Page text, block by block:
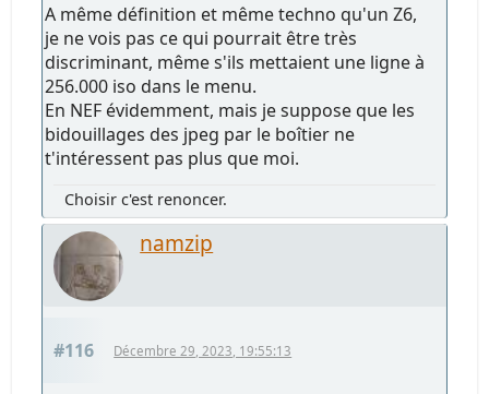
A même définition et même techno qu'un Z6,
je ne vois pas ce qui pourrait être très
discriminant, même s'ils mettaient une ligne à
256.000 iso dans le menu.
En NEF évidemment, mais je suppose que les
bidouillages des jpeg par le boîtier ne
t'intéressent pas plus que moi.
Choisir c'est renoncer.
namzip
#116 Décembre 29, 2023, 19:55:13